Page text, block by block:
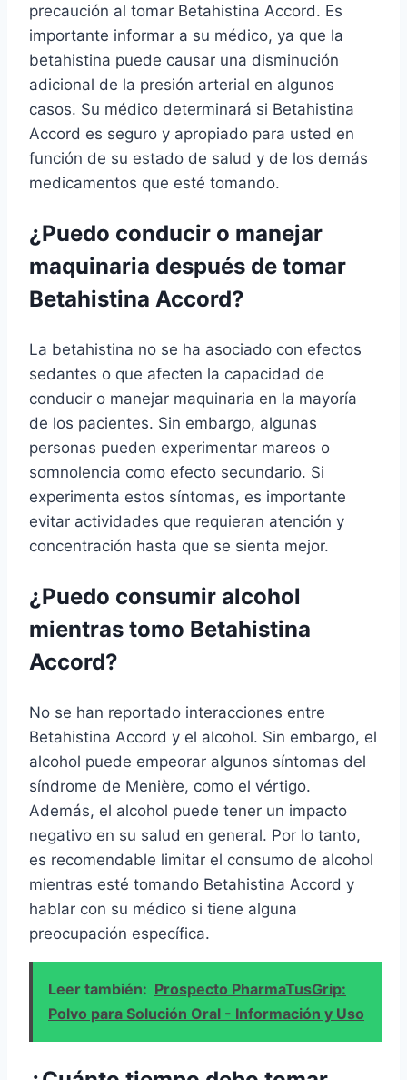
precaución al tomar Betahistina Accord. Es
importante informar a su médico, ya que la
betahistina puede causar una disminución
adicional de la presión arterial en algunos
casos. Su médico determinará si Betahistina
Accord es seguro y apropiado para usted en
función de su estado de salud y de los demás
medicamentos que esté tomando.
¿Puedo conducir o manejar
maquinaria después de tomar
Betahistina Accord?
La betahistina no se ha asociado con efectos
sedantes o que afecten la capacidad de
conducir o manejar maquinaria en la mayoría
de los pacientes. Sin embargo, algunas
personas pueden experimentar mareos o
somnolencia como efecto secundario. Si
experimenta estos síntomas, es importante
evitar actividades que requieran atención y
concentración hasta que se sienta mejor.
¿Puedo consumir alcohol
mientras tomo Betahistina
Accord?
No se han reportado interacciones entre
Betahistina Accord y el alcohol. Sin embargo, el
alcohol puede empeorar algunos síntomas del
síndrome de Menière, como el vértigo.
Además, el alcohol puede tener un impacto
negativo en su salud en general. Por lo tanto,
es recomendable limitar el consumo de alcohol
mientras esté tomando Betahistina Accord y
hablar con su médico si tiene alguna
preocupación específica.
Leer también: Prospecto PharmaTusGrip:
Polvo para Solución Oral - Información y Uso